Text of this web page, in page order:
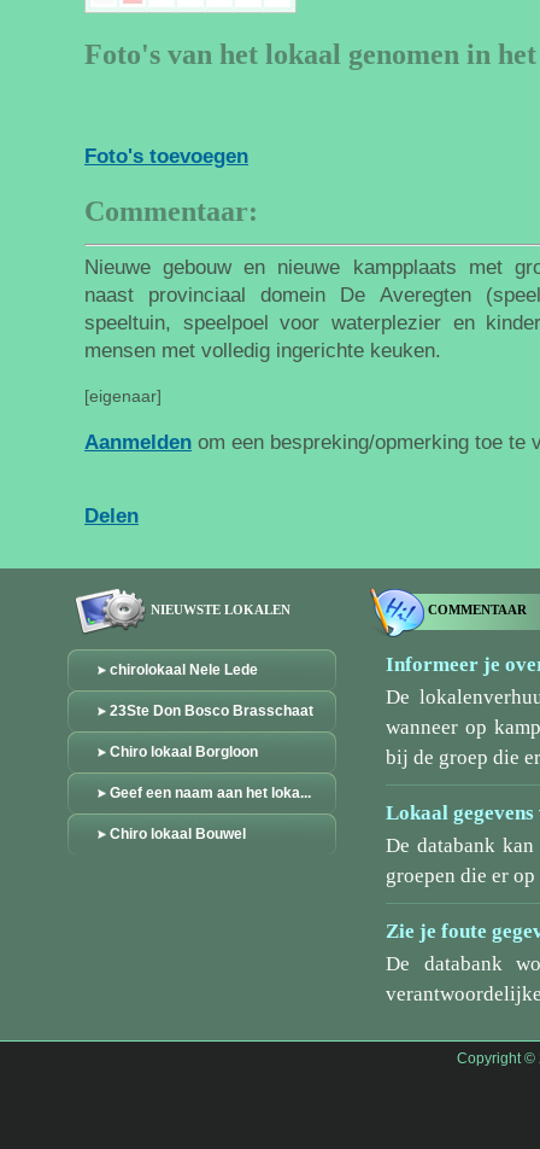
Foto's van het lokaal genomen in
Foto's toevoegen
Commentaar:
Nieuwe gebouw en nieuwe kampplaats met
naast provinciaal domein De Averegten
speeltuin, speelpoel voor waterplezier en
mensen met volledig ingerichte keuken.
[eigenaar]
Aanmelden om een bespreking/opmerking toe te
Delen
NIEUWSTE LOKALEN
chirolokaal Nele Lede
23Ste Don Bosco Brasschaat
Chiro lokaal Borgloon
Geef een naam aan het loka...
Chiro lokaal Bouwel
COMMENTAAR
Informeer je
De
wanneer op
bij de groep die
Lokaal
De databank
groepen die er
Zie je foute
De databank
Copyright ©